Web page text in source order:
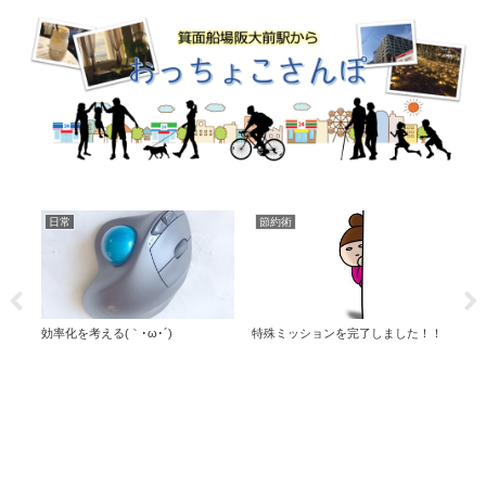
日常
効率化を考える(｀･ω･´)
節約術
特殊ミッションを完了しました！！